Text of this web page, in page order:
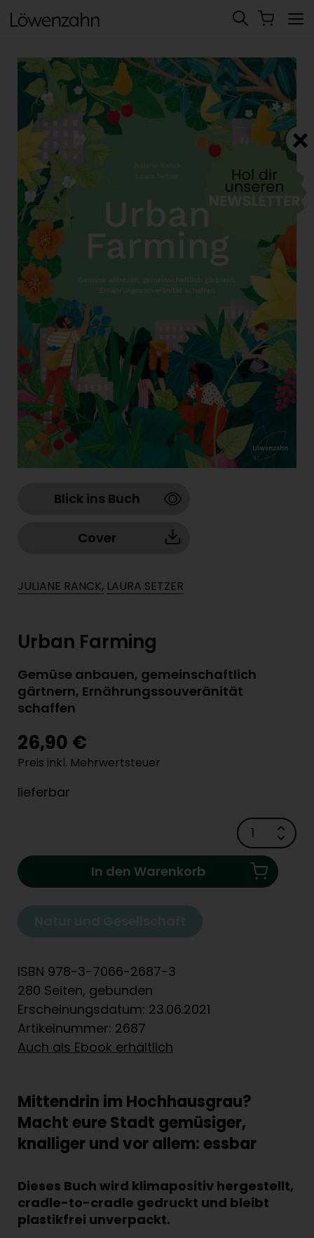
Blick ins Buch
Cover
JULIANE RANCK, LAURA SETZER
Urban Farming
Gemüse anbauen, gemeinschaftlich
gärtnern, Ernährungssouveränität
schaffen
26,90 €
Preis inkl. Mehrwertsteuer
lieferbar
In den Warenkorb
ISBN 978-3-7066-2687-3
280 Seiten, gebunden
Erscheinungsdatum: 23.06.2021
Artikelnummer: 2687
Auch als Ebook erhältlich
Mittendrin im Hochhausgrau?
Macht eure Stadt gemüsiger,
knalliger und vor allem: essbar
Dieses Buch wird klimapositiv hergestellt,
cradle-to-cradle gedruckt und bleibt
plastikfrei unverpackt.